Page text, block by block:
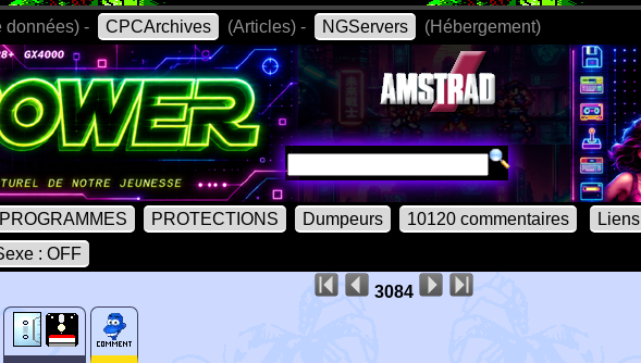
données) - CPCArchives (Articles) - NGServers (Hébergement)
PROTECTIONS Dumpeurs 10120 commentaires Liens
: OFF
3084